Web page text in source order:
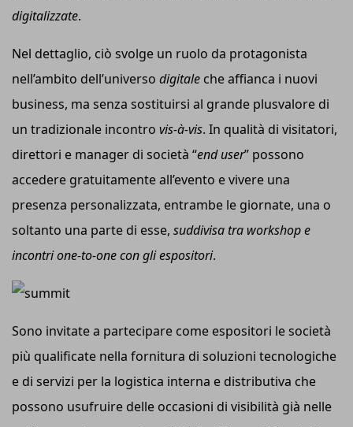
digitalizzate.
Nel dettaglio, ciò svolge un ruolo da protagonista
nell’ambito dell’universo digitale che affianca i nuovi
business, ma senza sostituirsi al grande plusvalore di
un tradizionale incontro vis-à-vis. In qualità di visitatori,
direttori e manager di società “end user” possono
accedere gratuitamente all’evento e vivere una
presenza personalizzata, entrambe le giornate, una o
soltanto una parte di esse, suddivisa tra workshop e
incontri one-to-one con gli espositori.
Sono invitate a partecipare come espositori le società
più qualificate nella fornitura di soluzioni tecnologiche
e di servizi per la logistica interna e distributiva che
possono usufruire delle occasioni di visibilità già nelle